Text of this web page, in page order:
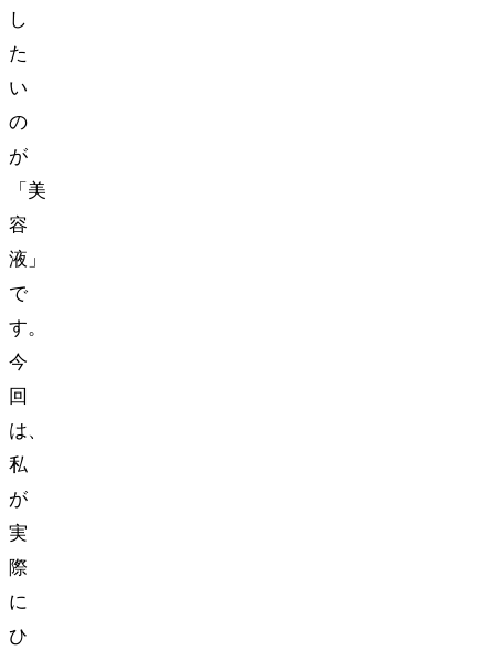
し
た
い
の
が
「美
容
液」
で
す。
今
回
は、
私
が
実
際
に
ひ